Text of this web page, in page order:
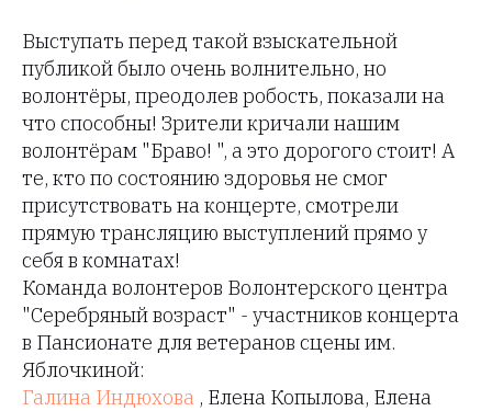
Выступать перед такой взыскательной
публикой было очень волнительно, но
волонтёры, преодолев робость, показали на
что способны! Зрители кричали нашим
волонтёрам "Браво! ", а это дорогого стоит! А
те, кто по состоянию здоровья не смог
присутствовать на концерте, смотрели
прямую трансляцию выступлений прямо у
себя в комнатах!
Команда волонтеров Волонтерского центра
"Серебряный возраст" - участников концерта
в Пансионате для ветеранов сцены им.
Яблочкиной:
Галина Индюхова , Елена Копылова, Елена